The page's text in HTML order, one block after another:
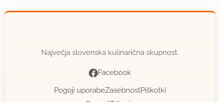
Največja slovenska kulinarična skupnost.
Facebook
Pogoji uporabeZasebnostPiškotki